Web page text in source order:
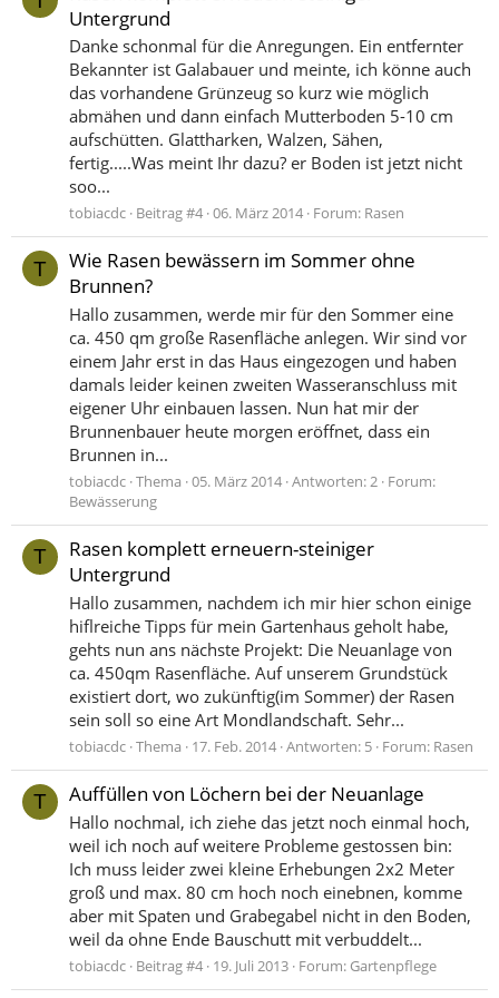
Untergrund
Danke schonmal für die Anregungen. Ein entfernter
Bekannter ist Galabauer und meinte, ich könne auch
das vorhandene Grünzeug so kurz wie möglich
abmähen und dann einfach Mutterboden 5-10 cm
aufschütten. Glattharken, Walzen, Sähen,
fertig.....Was meint Ihr dazu? er Boden ist jetzt nicht
soo...
tobiacdc Beitrag #4 06. März 2014 Forum: Rasen
T
Wie Rasen bewässern im Sommer ohne
Brunnen?
Hallo zusammen, werde mir für den Sommer eine
ca. 450 qm große Rasenfläche anlegen. Wir sind vor
einem Jahr erst in das Haus eingezogen und haben
damals leider keinen zweiten Wasseranschluss mit
eigener Uhr einbauen lassen. Nun hat mir der
Brunnenbauer heute morgen eröffnet, dass ein
Brunnen in...
tobiacdc Thema 05. März 2014 Antworten: 2 Forum:
Bewässerung
T
Rasen komplett erneuern-steiniger
Untergrund
Hallo zusammen, nachdem ich mir hier schon einige
hiflreiche Tipps für mein Gartenhaus geholt habe,
gehts nun ans nächste Projekt: Die Neuanlage von
ca. 450qm Rasenfläche. Auf unserem Grundstück
existiert dort, wo zukünftig(im Sommer) der Rasen
sein soll so eine Art Mondlandschaft. Sehr...
tobiacdc Thema 17. Feb. 2014 Antworten: 5 Forum: Rasen
T Auffüllen von Löchern bei der Neuanlage
Hallo nochmal, ich ziehe das jetzt noch einmal hoch,
weil ich noch auf weitere Probleme gestossen bin:
Ich muss leider zwei kleine Erhebungen 2x2 Meter
groß und max. 80 cm hoch noch einebnen, komme
aber mit Spaten und Grabegabel nicht in den Boden,
weil da ohne Ende Bauschutt mit verbuddelt...
tobiacdc Beitrag #4 19. Juli 2013 Forum: Gartenpflege